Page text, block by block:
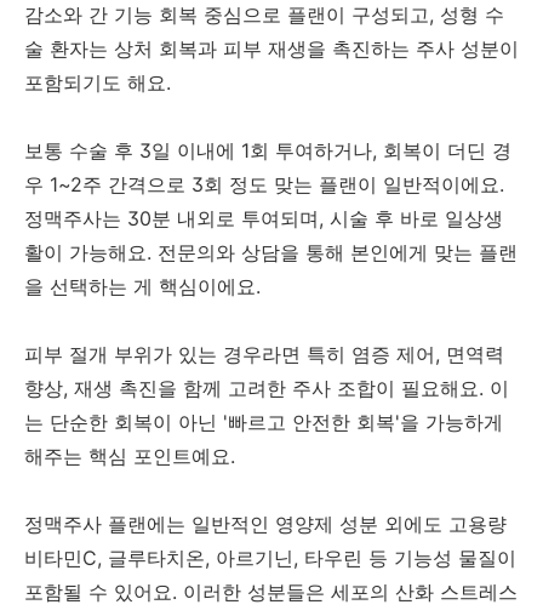
감소와 간 기능 회복 중심으로 플랜이 구성되고, 성형 수
술 환자는 상처 회복과 피부 재생을 촉진하는 주사 성분이
포함되기도 해요.
보통 수술 후 3일 이내에 1회 투여하거나, 회복이 더딘 경
우 1~2주 간격으로 3회 정도 맞는 플랜이 일반적이에요.
정맥주사는 30분 내외로 투여되며, 시술 후 바로 일상생
활이 가능해요. 전문의와 상담을 통해 본인에게 맞는 플랜
을 선택하는 게 핵심이에요.
피부 절개 부위가 있는 경우라면 특히 염증 제어, 면역력
향상, 재생 촉진을 함께 고려한 주사 조합이 필요해요. 이
는 단순한 회복이 아닌 '빠르고 안전한 회복'을 가능하게
해주는 핵심 포인트예요.
정맥주사 플랜에는 일반적인 영양제 성분 외에도 고용량
비타민C, 글루타치온, 아르기닌, 타우린 등 기능성 물질이
포함될 수 있어요. 이러한 성분들은 세포의 산화 스트레스